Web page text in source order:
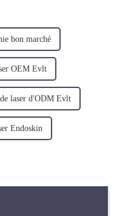
bon marché
OEM Evlt
laser d'ODM Evlt
Endoskin